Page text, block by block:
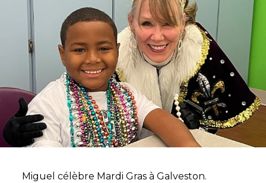
Miguel célèbre Mardi Gras à Galveston.